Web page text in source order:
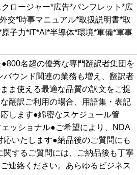
ロージャー*広告*パンフレット*広
交*時事マニュアル*取扱説明書*取
子力*IT*AI*半導体*環境*軍備*軍事
名超の優秀な専門翻訳者集団を
ウンド関連の業務も増え、翻訳者
ま使える最適な品質の訳文をご提
翻訳ご利用の場合、用語集・表記
します●綿密なスケジュール管
ッショナル●ご希望により、NDA
いたします●納品後のご質問にも
するご質問には、ご納品後も丁寧
連絡ください。あらゆるビジネス